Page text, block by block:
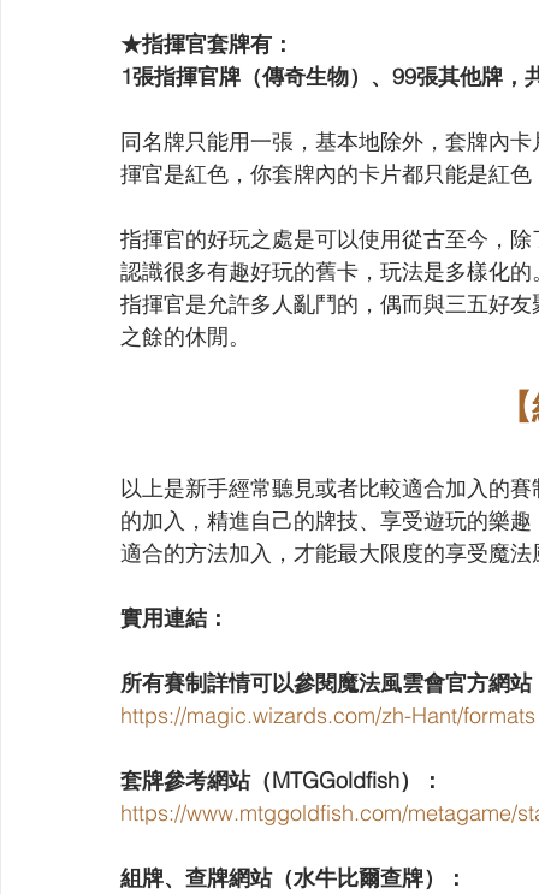
★指揮官套牌有：
1張指揮官牌（傳奇生物）、99張其他牌，
同名牌只能用一張，基本地除外，套牌內
揮官是紅色，你套牌內的卡片都只能是紅
指揮官的好玩之處是可以使用從古至今，
認識很多有趣好玩的舊卡，玩法是多樣化的
指揮官是允許多人亂鬥的，偶而與三五好
之餘的休閒。
以上是新手經常聽見或者比較適合加入的
的加入，精進自己的牌技、享受遊玩的樂
適合的方法加入，才能最大限度的享受魔法
實用連結：
所有賽制詳情可以參閱魔法風雲會官方網站
https://magic.wizards.com/zh-Hant/formats
套牌參考網站（MTGGoldfish）：
https://www.mtggoldfish.com/metagame/
組牌、查牌網站（水牛比爾查牌）：